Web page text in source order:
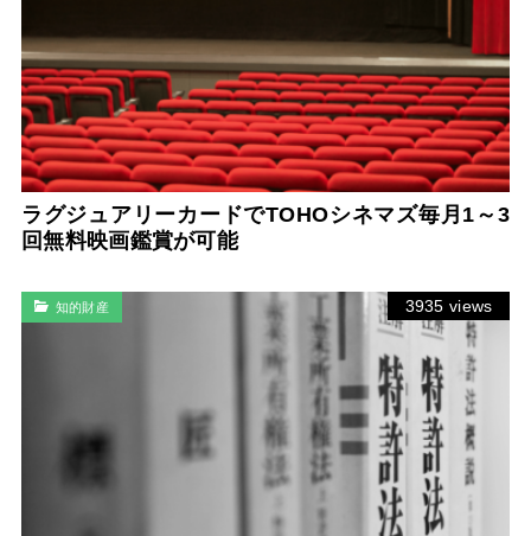
ラグジュアリーカードでTOHOシネマズ毎月1～3
回無料映画鑑賞が可能
知的財産 3935 views